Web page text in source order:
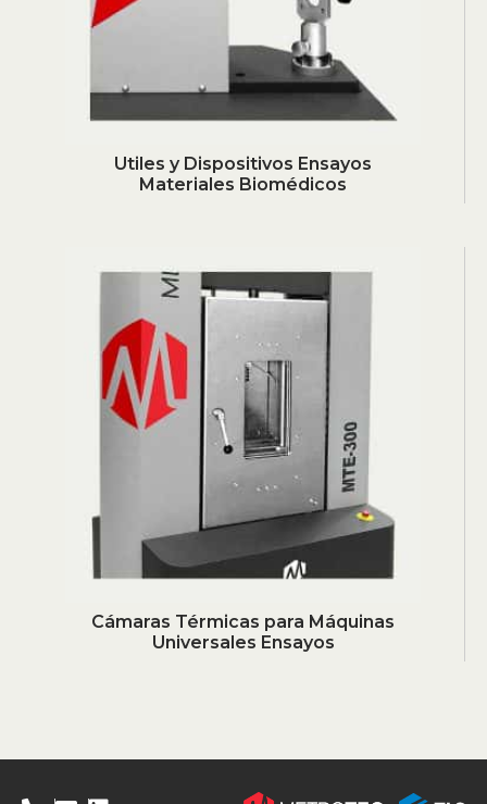
Utiles y Dispositivos Ensayos
Materiales Biomédicos
Cámaras Térmicas para Máquinas
Universales Ensayos